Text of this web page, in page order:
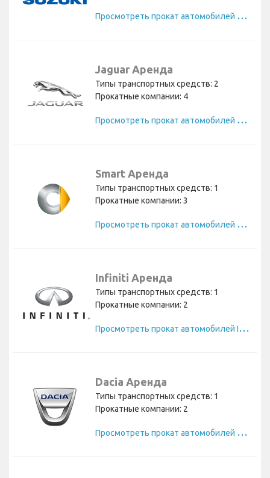
П
росмотреть прокат автомобилей Suzuki
Jaguar Аренда
Типы транспортных средств: 2
Прокатные компании: 4
П
росмотреть прокат автомобилей Jaguar
Smart Аренда
Типы транспортных средств: 1
Прокатные компании: 3
П
росмотреть прокат автомобилей Smart
Infiniti Аренда
Типы транспортных средств: 1
Прокатные компании: 2
П
росмотреть прокат автомобилей Infiniti
Dacia Аренда
Типы транспортных средств: 1
Прокатные компании: 2
П
росмотреть прокат автомобилей Dacia